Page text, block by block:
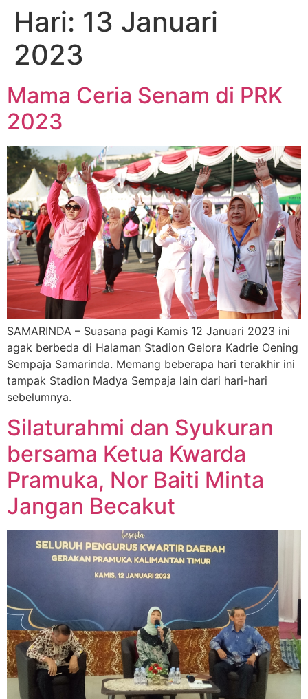
Hari: 13 Januari
2023
Mama Ceria Senam di PRK
2023
SAMARINDA – Suasana pagi Kamis 12 Januari 2023 ini
agak berbeda di Halaman Stadion Gelora Kadrie Oening
Sempaja Samarinda. Memang beberapa hari terakhir ini
tampak Stadion Madya Sempaja lain dari hari-hari
sebelumnya.
Silaturahmi dan Syukuran
bersama Ketua Kwarda
Pramuka, Nor Baiti Minta
Jangan Becakut